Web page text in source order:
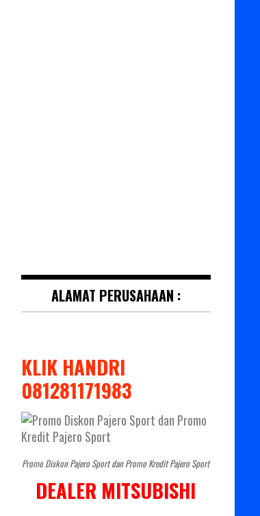
ALAMAT PERUSAHAAN :
KLIK HANDRI
081281171983
Promo Diskon Pajero Sport dan Promo Kredit Pajero Sport
DEALER MITSUBISHI